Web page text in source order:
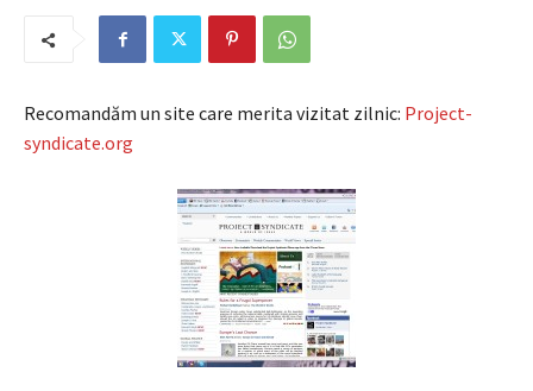
Recomandăm un site care merita vizitat zilnic: Project-
syndicate.org